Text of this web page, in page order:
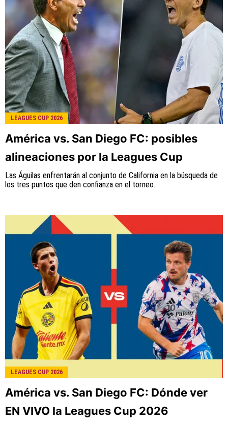
LEAGUES CUP 2026
América vs. San Diego FC: posibles
alineaciones por la Leagues Cup
Las Águilas enfrentarán al conjunto de California en la búsqueda de
los tres puntos que den confianza en el torneo.
LEAGUES CUP 2026
América vs. San Diego FC: Dónde ver
EN VIVO la Leagues Cup 2026